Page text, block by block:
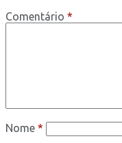
Comentário *
Nome *